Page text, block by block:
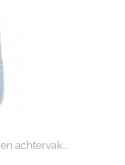
achtervak…